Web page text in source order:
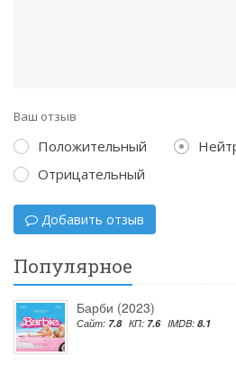
Ваш отзыв
Положительный
Отрицательный
Добавить отзыв
Популярное
Барби (2023)
Сайт: 7.8 КП: 7.6 IMDB: 8.1